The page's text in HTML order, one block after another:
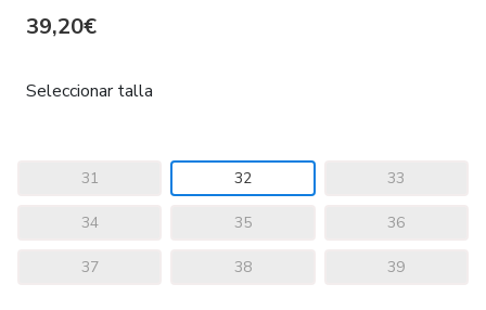
39,20€
Seleccionar talla
31 32 33
34 35 36
37 38 39